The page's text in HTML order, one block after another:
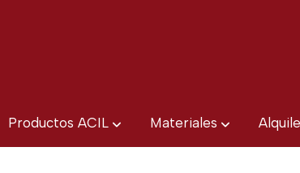
Productos ACIL Materiales